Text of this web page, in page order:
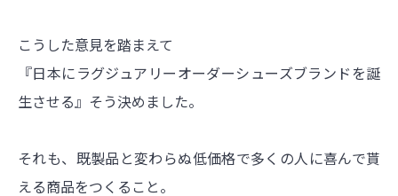
こうした意見を踏まえて
『日本にラグジュアリーオーダーシューズブランドを誕
生させる』 そう決めました。
それも、既製品と変わらぬ低価格で多くの人に喜んで貰
える商品をつくること。